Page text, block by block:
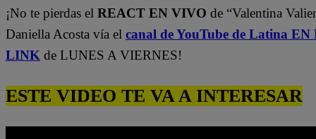
¡No te pierdas el REACT EN VIVO de “Valentina
Daniella Acosta vía el canal de YouTube de Latina EN
LINK de LUNES A VIERNES!
ESTE VIDEO TE VA A INTERESAR